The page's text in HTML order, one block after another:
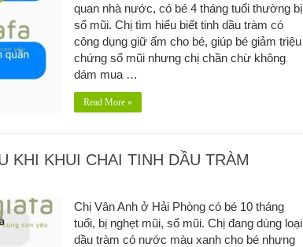
quan nhà nước, có bé 4 tháng tuổi thường bị
sổ mũi. Chị tìm hiểu biết tinh dầu tràm có
công dụng giữ ấm cho bé, giúp bé giảm triệu
chứng sổ mũi nhưng chị chần chừ không
dám mua …
Read More »
KHI KHUI CHAI TINH DẦU TRÀM
Chị Vân Anh ở Hải Phòng có bé 10 tháng
tuổi, bị nghẹt mũi, sổ mũi. Chị đang dùng loại
dầu tràm có nước màu xanh cho bé nhưng